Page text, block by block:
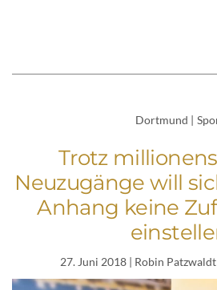
Dortmund |
Trotz
Neuzugänge will
Anhang keine
27. Juni 2018 | Robin Patzwaldt